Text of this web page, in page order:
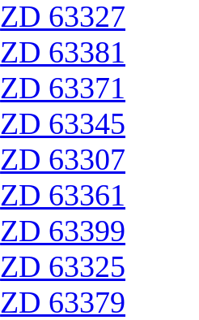
ZD 63327
ZD 63381
ZD 63371
ZD 63345
ZD 63307
ZD 63361
ZD 63399
ZD 63325
ZD 63379